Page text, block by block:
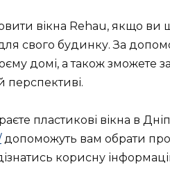
вікна Rehau, якщо ви
свого будинку. За
домі, а також зможете
перспективі.
пластикові вікна в
допоможуть вам обрати
корисну